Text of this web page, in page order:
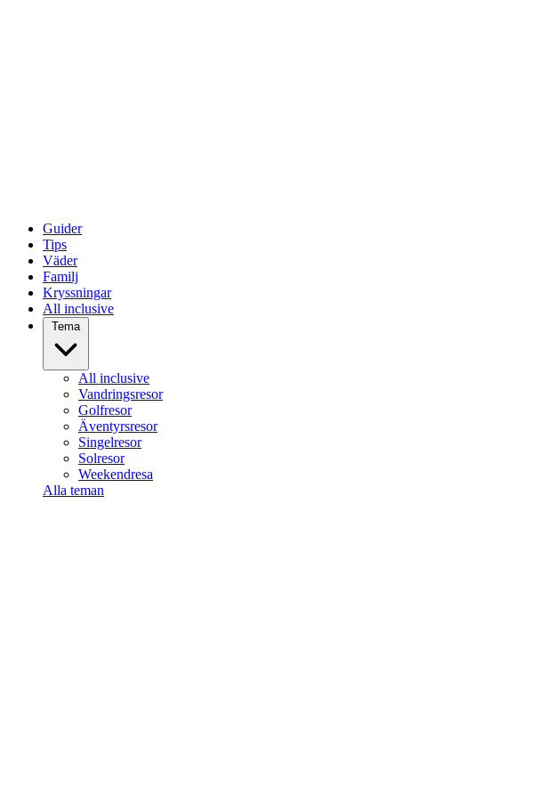
Guider
Tips
Väder
Familj
Kryssningar
All inclusive
Tema
All inclusive
Vandringsresor
Golfresor
Äventyrsresor
Singelresor
Solresor
Weekendresa
Alla teman